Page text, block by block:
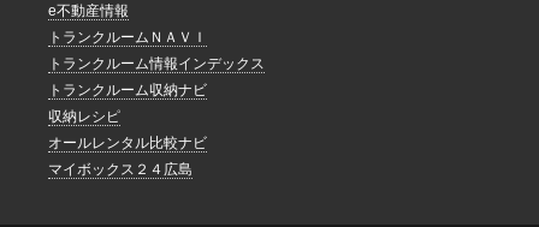
e不動産情報
トランクルームＮＡＶＩ
トランクルーム情報インデックス
トランクルーム収納ナビ
収納レシピ
オールレンタル比較ナビ
マイボックス２４広島